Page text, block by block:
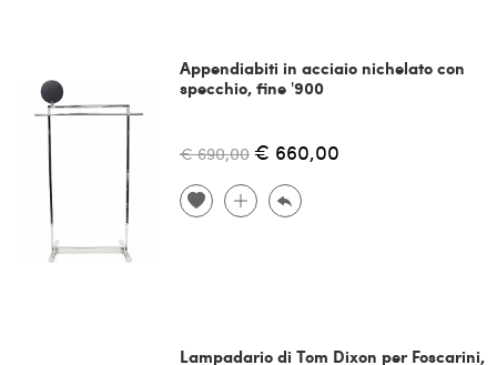
Appendiabiti in acciaio nichelato con
specchio, fine '900
€ 690,00 € 660,00
Lampadario di Tom Dixon per Foscarini,